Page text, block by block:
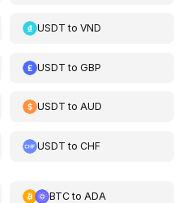
USDT toVND
USDT toGBP
USDT toAUD
USDT toCHF
BTCto ADA